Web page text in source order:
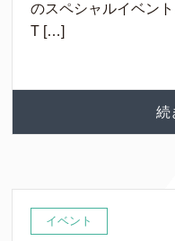
のスペシャルイベン
T […]
続
イベント